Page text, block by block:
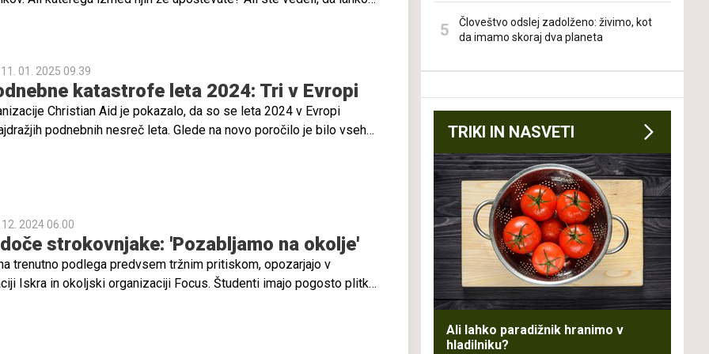
11. 01. 2025 09.39
katastrofe leta 2024: Tri v Evropi
Christian Aid je pokazalo, da so se leta 2024 v Evropi
podnebnih nesreč leta. Glede na novo poročilo je bilo vseh
12. 2024 06.00
strokovnjake: 'Pozabljamo na okolje'
trenutno podlega predvsem tržnim pritiskom, opozarjajo v
Iskra in okoljski organizaciji Focus. Študenti imajo pogosto plitke
Človeštvo odslej zadolženo: živimo, kot
da imamo skoraj dva planeta
TRIKI IN NASVETI
Ali lahko paradižnik hranimo v
hladilniku?